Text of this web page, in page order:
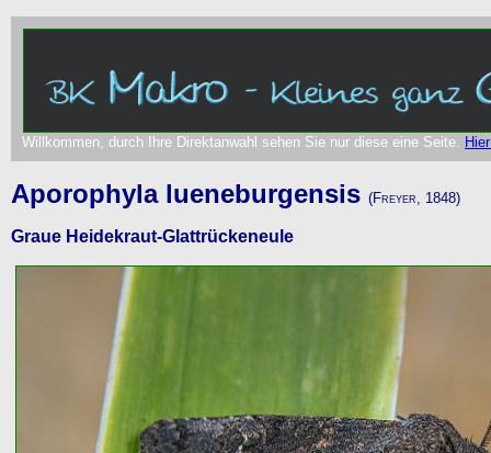
Willkommen, durch Ihre Direktanwahl sehen Sie nur diese eine Seite.
Aporophyla lueneburgensis (Freyer, 1848)
Graue Heidekraut-Glattrückeneule